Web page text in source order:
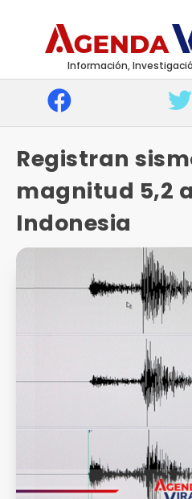
Información,
Registran
magnitud 5,2
Indonesia